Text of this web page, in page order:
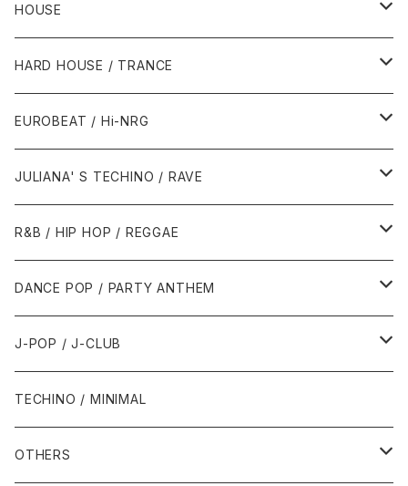
HOUSE
1980年代
1987年・以前
1988年
1990年代
1990年
1991年
1995年
2000年代
2000年
2001年
2010年代
2010年
2011年
HARD HOUSE / TRANCE
1990年代
1994年・以前
1995年
1999年
2000年代
2000年
2001年
EUROBEAT / Hi-NRG
1980年代
1986年・以前
1987年
1990年代
1990年
1991年
2000年代
JULIANA' S TECHINO / RAVE
1990年代
1990年
1991年
2000年代
2000年
2001年
R&B / HIP HOP / REGGAE
1980年代
1985年・以前
1986年
1990年代
1990年
1991年
2000年代
2000年
DANCE POP / PARTY ANTHEM
1980年代
1988年・以前
1989年
1990年代
1990年
2000年代
J-POP / J-CLUB
1980年代
1990年代
TECHINO / MINIMAL
OTHERS